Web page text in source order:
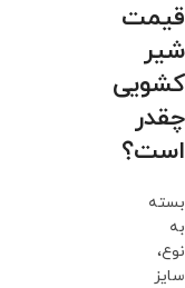
قیمت
شیر
کشویی
چقدر
است؟
بسته
به
نوع،
سایز